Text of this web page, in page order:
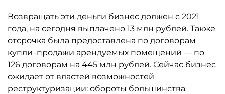
Возвращать эти деньги бизнес должен с 2021
года, на сегодня выплачено 13 млн рублей. Также
отсрочка была предоставлена по договорам
купли–продажи арендуемых помещений — по
126 договорам на 445 млн рублей. Сейчас бизнес
ожидает от властей возможностей
реструктуризации: обороты большинства